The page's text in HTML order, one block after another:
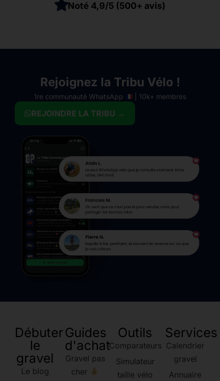
Noté 4,9/5 (500+ avis)
Rejoignez la Tribu Vélo !
1re communauté WhatsApp | 10k+ membres
REJOINDRE LA TRIBU →
Débuter
le
gravel
Le blog
Guides
d'achat
Gravel pas
cher
Outils
Comparateurs
Simulateur
taille vélo
Services
Calendrier
gravel
Annuaire